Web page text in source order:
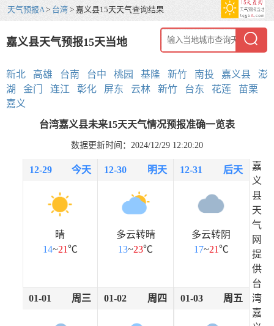
天气预报A> 台湾 > 嘉义县15天天气查询结果
嘉义县天气预报15天当地
新北 高雄 台南 台中 桃园 基隆 新竹 南投 嘉义县
澎
湖
金门 连江 彰化 屏东 云林 新竹 台东 花莲
苗栗
嘉义
台湾嘉义县未来15天天气情况预报准确一览表
数据更新时间：2024/12/29 12:20:20
12-29 今天
晴
14~21℃
12-30 明天
多云转晴
13~23℃
12-31 后天
多云转阴
17~21℃
01-01 周三 01-02 周四 01-03 周五
嘉
义
县
天
气
网
提
供
台
湾
嘉